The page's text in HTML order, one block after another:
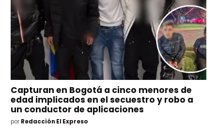
Capturan en Bogotá a cinco menores de
edad implicados en el secuestro y robo a
un conductor de aplicaciones
por Redacción El Expreso